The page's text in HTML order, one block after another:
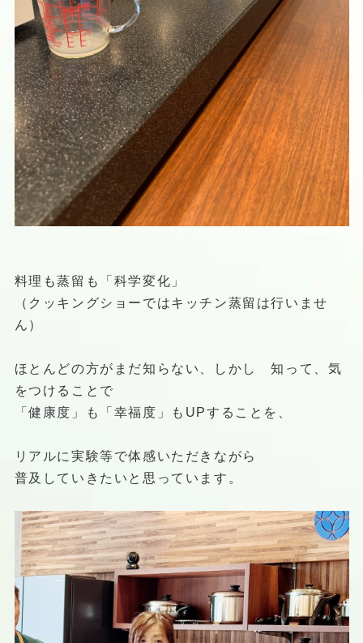
料理も蒸留も「科学変化」
（クッキングショーではキッチン蒸留は行いませ
ん）
ほとんどの方がまだ知らない、しかし 知って、気
をつけることで
「健康度」も「幸福度」もUPすることを、
リアルに実験等で体感いただきながら
普及していきたいと思っています。